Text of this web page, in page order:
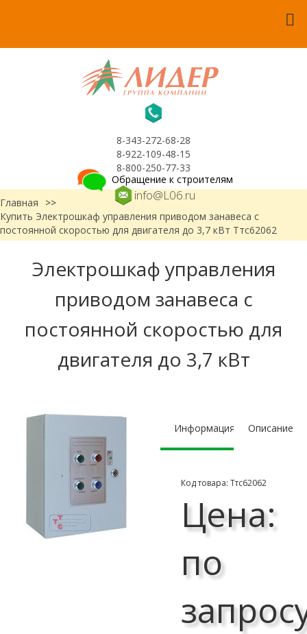
8-343-272-68-28
8-922-109-48-15
8-800-250-77-33
info@L06.ru
Обращение к строителям
Главная
>>
Купить Электрошкаф управления приводом занавеса с
постоянной скоростью для двигателя до 3,7 кВт Ттс62062
Электрошкаф управления
приводом занавеса с
постоянной скоростью для
двигателя до 3,7 кВт
Информация Описание
Код товара: Ттс62062
Цена:
по